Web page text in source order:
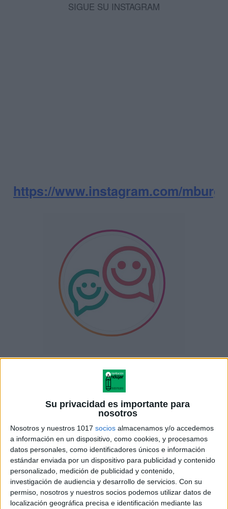
Su privacidad es importante para
nosotros
Nosotros y nuestros 1017 socios almacenamos y/o accedemos
a información en un dispositivo, como cookies, y procesamos
datos personales, como identificadores únicos e información
estándar enviada por un dispositivo para publicidad y contenido
personalizado, medición de publicidad y contenido,
investigación de audiencia y desarrollo de servicios. Con su
permiso, nosotros y nuestros socios podemos utilizar datos de
localización geográfica precisa e identificación mediante las
SIGUE SU INSTAGRAM
https://www.instagram.com/
contacta con ella su mail
mburguete.logopeda@gmail.com